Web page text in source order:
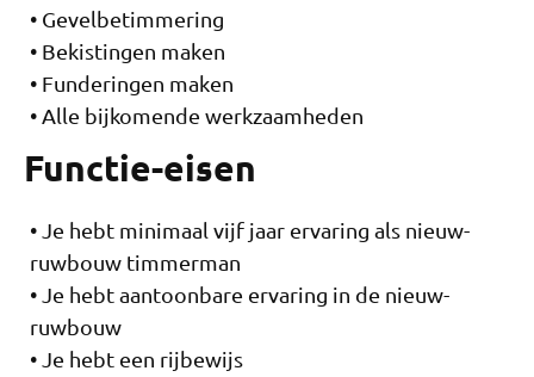
Gevelbetimmering
Bekistingen maken
Funderingen maken
Alle bijkomende werkzaamheden
Functie-eisen
Je hebt minimaal vijf jaar ervaring als nieuw-
ruwbouw timmerman
Je hebt aantoonbare ervaring in de nieuw-
ruwbouw
Je hebt een rijbewijs